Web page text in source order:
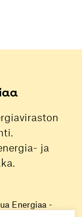
ja
Energiaa -